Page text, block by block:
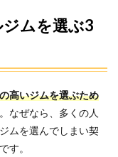
ムを選ぶ3
高いジムを選ぶため
。なぜなら、多くの人
ムを選んでしまい契
す。